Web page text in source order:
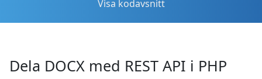
Visa kodavsnitt
Dela DOCX med REST API i PHP